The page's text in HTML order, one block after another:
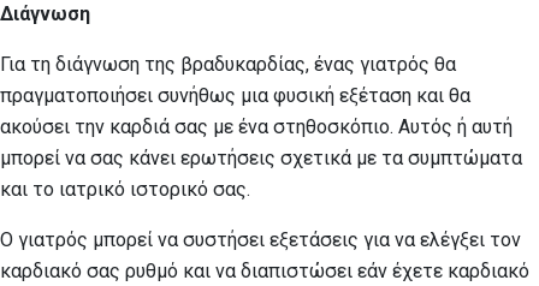
Διάγνωση
Για τη διάγνωση της βραδυκαρδίας, ένας γιατρός θα
πραγματοποιήσει συνήθως μια φυσική εξέταση και θα
ακούσει την καρδιά σας με ένα στηθοσκόπιο. Αυτός ή αυτή
μπορεί να σας κάνει ερωτήσεις σχετικά με τα συμπτώματα
και το ιατρικό ιστορικό σας.
Ο γιατρός μπορεί να συστήσει εξετάσεις για να ελέγξει τον
καρδιακό σας ρυθμό και να διαπιστώσει εάν έχετε καρδιακό